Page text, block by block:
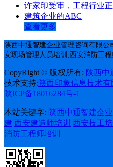
许家印受审，工程行业
建筑企业的ABC
查看更多
陕西中通智建企业管理咨询有限
安现场管理人员培训,西安消防工程
CopyRight © 版权所有: 陕西中
技术支持:陕西印象信息技术有
陕ICP备18016284号-1
本站关键字: 陕西中通智建企
建 西安建造师培训 西安技工培
消防工程师培训